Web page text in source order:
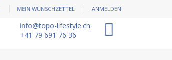
MEIN WUNSCHZETTEL ANMELDEN
info@topo-lifestyle.ch
+41 79 691 76 36